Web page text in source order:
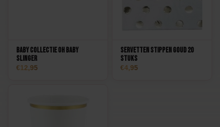
Baby Collectie Oh Baby
Slinger
12,95
Servetten Stippen Goud 20
stuks
4,95